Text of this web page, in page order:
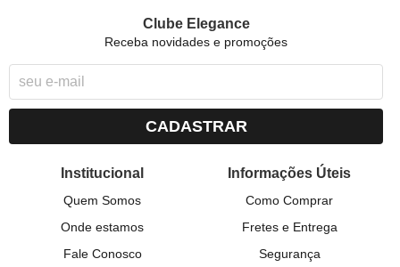
Clube Elegance
Receba novidades e promoções
CADASTRAR
Institucional
Quem Somos
Onde estamos
Fale Conosco
Informações Úteis
Como Comprar
Fretes e Entrega
Segurança